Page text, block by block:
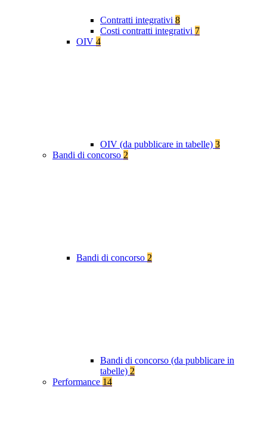
Contratti integrativi 8
Costi contratti integrativi 7
OIV 4
OIV (da pubblicare in tabelle) 3
Bandi di concorso 2
Bandi di concorso 2
Bandi di concorso (da pubblicare in
tabelle) 2
Performance 14